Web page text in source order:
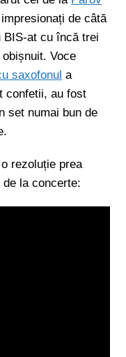
de câtă
BIS-at cu încă trei
Voce
saxofonul a
confetii, au fost
set numai bun de
rezoluție prea
la concerte: